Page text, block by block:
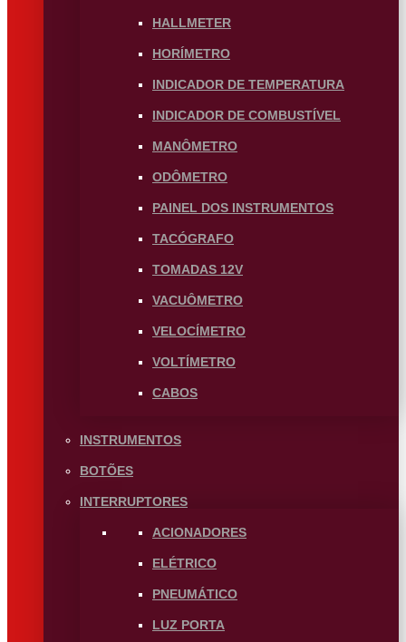
HALLMETER
HORÍMETRO
INDICADOR DE TEMPERATURA
INDICADOR DE COMBUSTÍVEL
MANÔMETRO
ODÔMETRO
PAINEL DOS INSTRUMENTOS
TACÓGRAFO
TOMADAS 12V
VACUÔMETRO
VELOCÍMETRO
VOLTÍMETRO
CABOS
INSTRUMENTOS
BOTÕES
INTERRUPTORES
ACIONADORES
ELÉTRICO
PNEUMÁTICO
LUZ PORTA